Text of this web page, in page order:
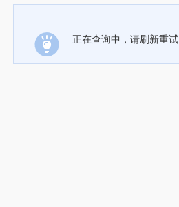
正在查询中，请刷新重试